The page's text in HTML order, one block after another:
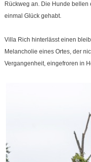
Rückweg an. Die Hunde bellen
einmal Glück gehabt.
Villa Rich hinterlässt einen
Melancholie eines Ortes, der
Vergangenheit, eingefroren in